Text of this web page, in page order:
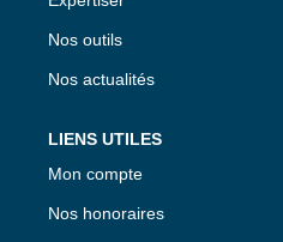
Nos outils
Nos actualités
LIENS UTILES
Mon compte
Nos honoraires